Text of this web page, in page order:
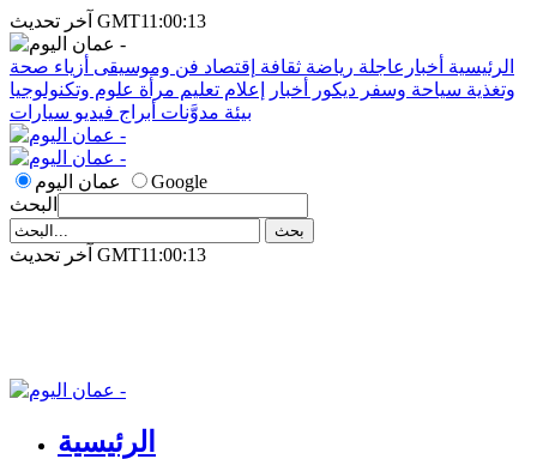
آخر تحديث GMT11:00:13
الرئيسية أخبارعاجلة رياضة ثقافة إقتصاد فن وموسيقى أزياء صحة
وتغذية سياحة وسفر ديكور أخبار إعلام تعليم مرأة علوم وتكنولوجيا
بيئة مدوَّنات أبراج فيديو سيارات
عمان اليوم
Google
البحث
آخر تحديث GMT11:00:13
الرئيسية